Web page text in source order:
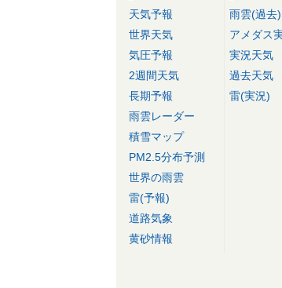
天気予報
世界天気
気圧予報
2週間天気
長期予報
雨雲レーダー
積雪マップ
PM2.5分布予測
世界の雨雲
雷(予報)
道路気象
黄砂情報
雨雲(過去)
アメダス
実況天気
過去天気
雷(実況)